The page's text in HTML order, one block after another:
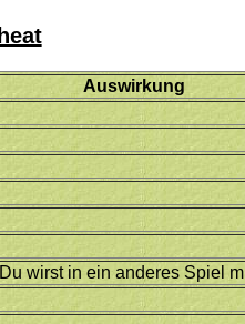
Auswirkung
wirst in ein anderes Spiel